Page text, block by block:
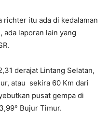
richter itu ada di kedalaman
ada laporan lain yang
derajat Lintang Selatan,
atau sekira 60 Km dari
pusat gempa di
Bujur Timur.